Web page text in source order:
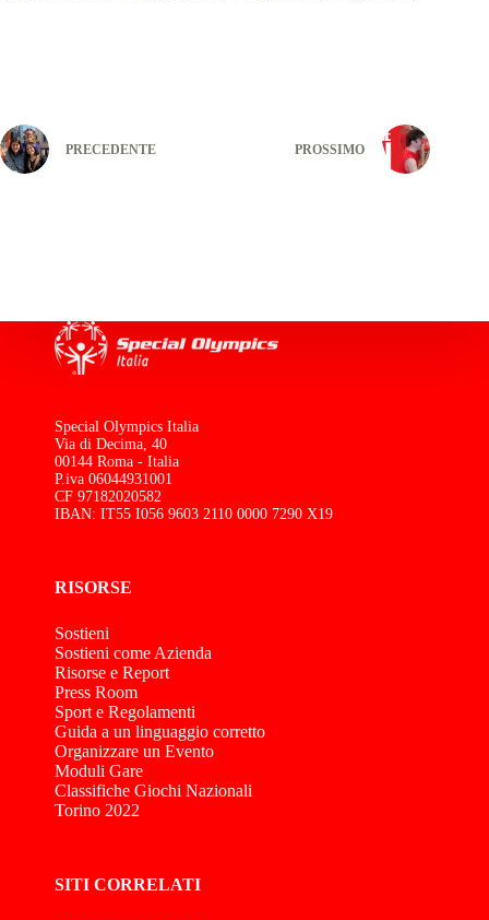
PRECEDENTE PROSSIMO
Special Olympics Italia
Via di Decima, 40
00144 Roma - Italia
P.iva 06044931001
CF 97182020582
IBAN: IT55 I056 9603 2110 0000 7290 X19
RISORSE
Sostieni
Sostieni come Azienda
Risorse e Report
Press Room
Sport e Regolamenti
Guida a un linguaggio corretto
Organizzare un Evento
Moduli Gare
Classifiche Giochi Nazionali
Torino 2022
SITI CORRELATI